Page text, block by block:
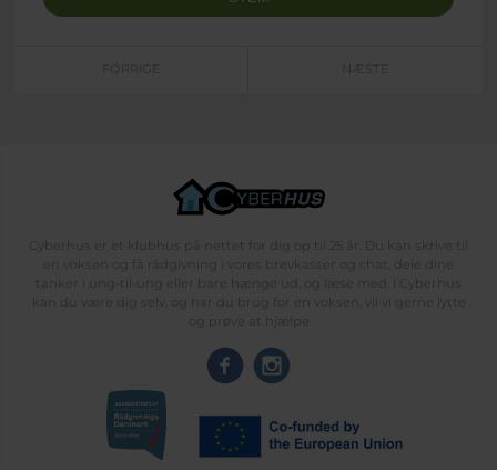
FORRIGE NÆSTE
Cyberhus er et klubhus på nettet for dig op til 25 år. Du kan skrive til
en voksen og få rådgivning i vores brevkasser og chat, dele dine
tanker i ung-til-ung eller bare hænge ud, og læse med. I Cyberhus
kan du være dig selv, og har du brug for en voksen, vil vi gerne lytte
og prøve at hjælpe